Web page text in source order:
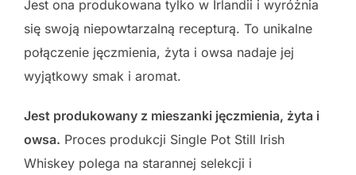
Jest ona produkowana tylko w Irlandii i wyróżnia
się swoją niepowtarzalną recepturą. To unikalne
połączenie jęczmienia, żyta i owsa nadaje jej
wyjątkowy smak i aromat.
Jest produkowany z mieszanki jęczmienia, żyta i
owsa. Proces produkcji Single Pot Still Irish
Whiskey polega na starannej selekcji i